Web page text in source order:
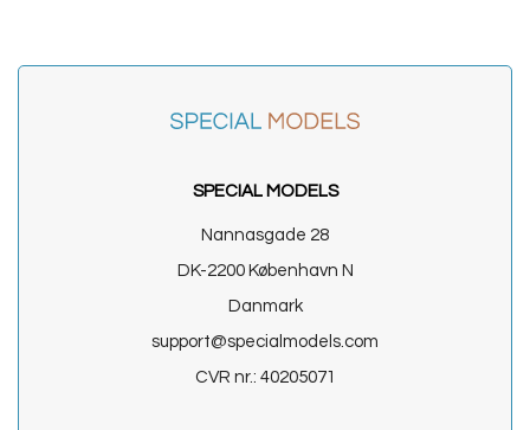
SPECIAL MODELS
Nannasgade 28
DK-2200 København N
Danmark
support@specialmodels.com
CVR nr.: 40205071